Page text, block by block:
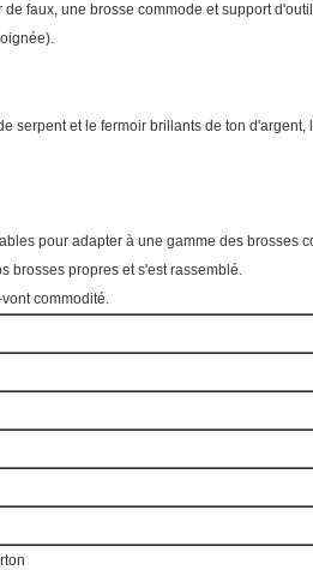
faux, une brosse commode et support
serpent et le fermoir brillants de ton d'argent,
pour adapter à une gamme des brosses
brosses propres et s'est rassemblé.
commodité.